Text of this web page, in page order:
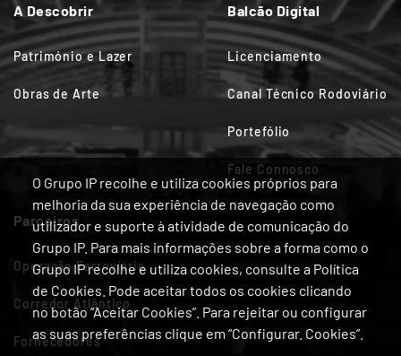
O Grupo IP recolhe e utiliza cookies próprios para
melhoria da sua experiência de navegação como
utilizador e suporte à atividade de comunicação do
Grupo IP. Para mais informações sobre a forma como o
Grupo IP recolhe e utiliza cookies, consulte a Política
de Cookies. Pode aceitar todos os cookies clicando
no botão “Aceitar Cookies”. Para rejeitar ou configurar
as suas preferências clique em “Configurar. Cookies”.
A Descobrir
Património e Lazer
Obras de Arte
Balcão Digital
Licenciamento
Canal Técnico Rodoviário
Portefólio
Fale Connosco
Parceiros
Operação Ferroviária
Corredor Atlântico
Fornecedores